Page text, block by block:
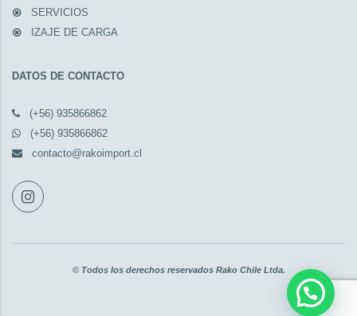
SERVICIOS
IZAJE DE CARGA
DATOS DE CONTACTO
(+56) 935866862
(+56) 935866862
contacto@rakoimport.cl
© Todos los derechos reservados Rako Chile Ltda.